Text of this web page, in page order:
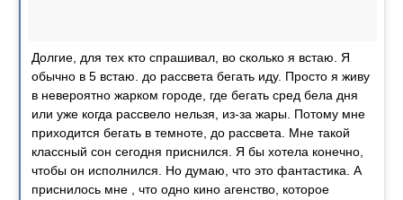
Долгие, для тех кто спрашивал, во сколько я встаю. Я
обычно в 5 встаю. до рассвета бегать иду. Просто я живу
в невероятно жарком городе, где бегать сред бела дня
или уже когда рассвело нельзя, из-за жары. Потому мне
приходится бегать в темноте, до рассвета. Мне такой
классный сон сегодня приснился. Я бы хотела конечно,
чтобы он исполнился. Но думаю, что это фантастика. А
приснилось мне , что одно кино агенство, которое